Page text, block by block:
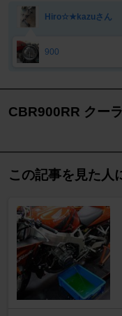
Hiro☆★kazuさん
900
CBR900RR クー
この記事を見た人